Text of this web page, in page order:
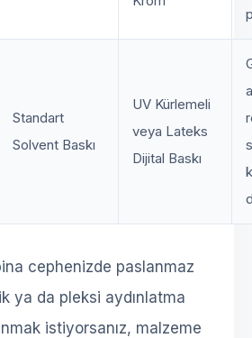
Standart
Solvent Baskı
UV Kürlemeli
veya Lateks
Dijital Baskı
cephenizde paslanmaz
ya da pleksi aydınlatma
istiyorsanız, malzeme